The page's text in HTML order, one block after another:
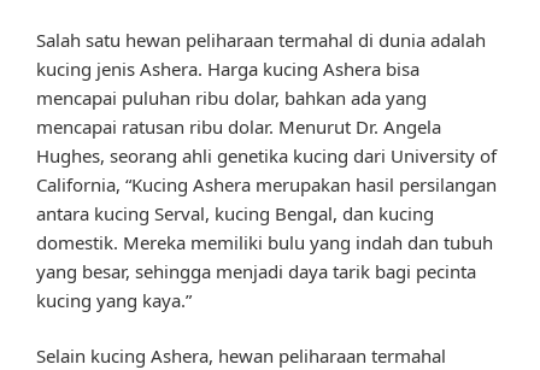
Salah satu hewan peliharaan termahal di dunia adalah
kucing jenis Ashera. Harga kucing Ashera bisa
mencapai puluhan ribu dolar, bahkan ada yang
mencapai ratusan ribu dolar. Menurut Dr. Angela
Hughes, seorang ahli genetika kucing dari University of
California, “Kucing Ashera merupakan hasil persilangan
antara kucing Serval, kucing Bengal, dan kucing
domestik. Mereka memiliki bulu yang indah dan tubuh
yang besar, sehingga menjadi daya tarik bagi pecinta
kucing yang kaya.”
Selain kucing Ashera, hewan peliharaan termahal